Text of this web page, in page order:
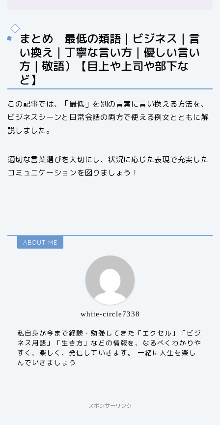
まとめ 最低の類語｜ビジネス｜言
い換え｜丁寧な言い方｜優しい言い
方｜敬語）【目上や上司や部下な
ど】
この記事では、「最低」を別の言葉に言い換える方法を、
ビジネスシーンと日常会話の両方で使える例文とともに解
説しました。
適切な言葉選びを大切にし、状況に応じた表現で充実した
コミュニケーションを図りましょう！
ABOUT ME
white-circle7338
私自身が今まで経験・勉強してきた「エクセル」「ビジ
ネス用語」「生き方」などの情報を、なるべくわかりや
すく、楽しく、発信していきます。 一緒に人生を楽し
んでいきましょう
スポンサーリンク